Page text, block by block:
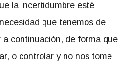
la incertidumbre esté
que tenemos de
a continuación, de forma que
o controlar y no nos tome